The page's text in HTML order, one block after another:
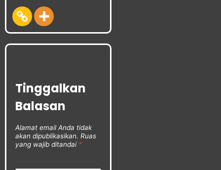
Tinggalkan
Balasan
Alamat email Anda tidak
akan dipublikasikan. Ruas
yang wajib ditandai *